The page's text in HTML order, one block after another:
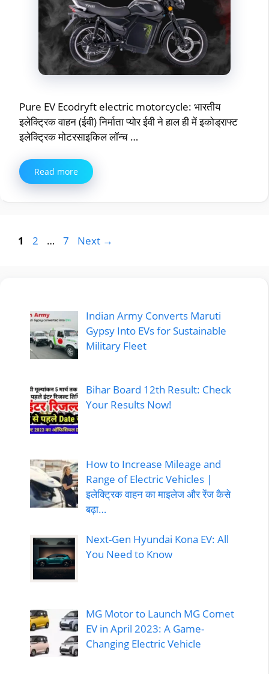
Pure EV Ecodryft electric motorcycle: भारतीय
इलेक्ट्रिक वाहन (ईवी) निर्माता प्योर ईवी ने हाल ही में इकोड्राफ्ट
इलेक्ट्रिक मोटरसाइकिल लॉन्च …
Read more
Page
1 Page
2 … Page
7 Next →
Indian Army Converts Maruti
Gypsy Into EVs for Sustainable
Military Fleet
Bihar Board 12th Result: Check
Your Results Now!
How to Increase Mileage and
Range of Electric Vehicles |
इलेक्ट्रिक वाहन का माइलेज और रेंज कैसे
बढ़ा…
Next-Gen Hyundai Kona EV: All
You Need to Know
MG Motor to Launch MG Comet
EV in April 2023: A Game-
Changing Electric Vehicle